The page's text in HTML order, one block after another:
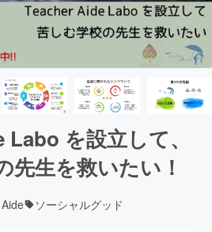
を設立して、
先生を救いたい！
ソーシャルグッド